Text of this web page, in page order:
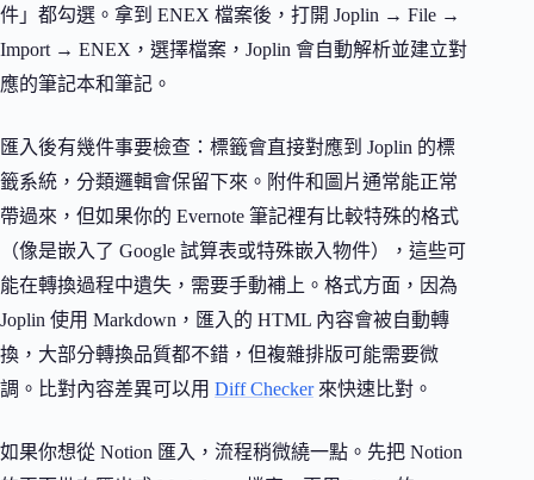
件」都勾選。拿到 ENEX 檔案後，打開 Joplin → File →
Import → ENEX，選擇檔案，Joplin 會自動解析並建立對
應的筆記本和筆記。
匯入後有幾件事要檢查：標籤會直接對應到 Joplin 的標
籤系統，分類邏輯會保留下來。附件和圖片通常能正常
帶過來，但如果你的 Evernote 筆記裡有比較特殊的格式
（像是嵌入了 Google 試算表或特殊嵌入物件），這些可
能在轉換過程中遺失，需要手動補上。格式方面，因為
Joplin 使用 Markdown，匯入的 HTML 內容會被自動轉
換，大部分轉換品質都不錯，但複雜排版可能需要微
調。比對內容差異可以用 Diff Checker來快速比對。
如果你想從 Notion 匯入，流程稍微繞一點。先把 Notion